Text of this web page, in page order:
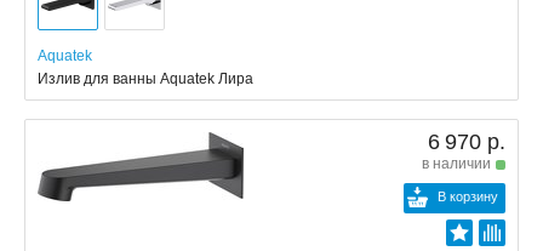
Aquatek
Излив для ванны Aquatek Лира
6 970 р.
в наличии
В корзину